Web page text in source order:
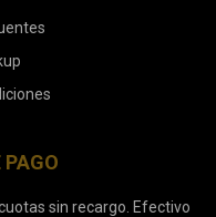
PAGO
sin recargo. Efectivo